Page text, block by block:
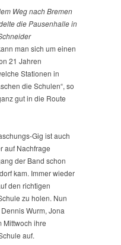
Weg nach Bremen
die Pausenhalle in
man sich um einen
21 Jahren
Stationen in
die Schulen“, so
gut in die Route
Gig ist auch
auf Nachfrage
der Band schon
kam. Immer wieder
den richtigen
zu holen. Nun
Wurm, Jona
Mittwoch ihre
auf.